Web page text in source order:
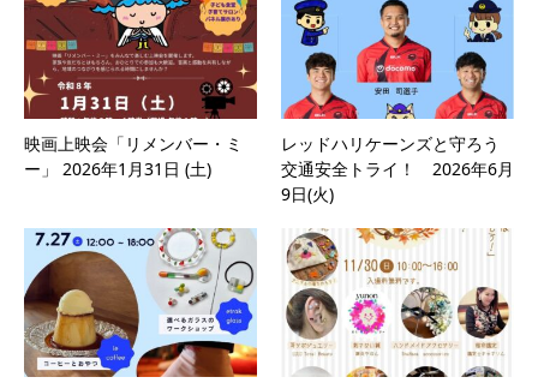
映画上映会「リメンバー・ミ
ー」 2026年1月31日 (土)
レッドハリケーンズと守ろう
交通安全トライ！ 2026年6月
9日(火)